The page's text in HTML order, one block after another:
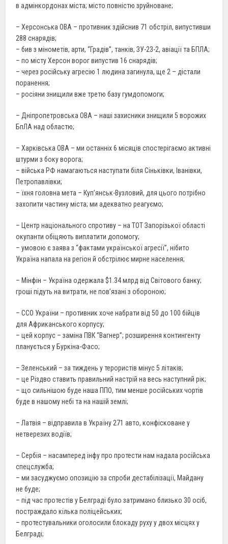
в адмінкордонах міста; місто повністю зруйноване;
– Херсонськa ОВА – противник здійснив 71 обстріл, випустивши
288 снарядів;
– бив з мінометів, арти, “Градів”, танків, ЗУ-23-2, авіації та БПЛА;
– по місту Херсон ворог випустив 16 снарядів;
– через російську агресію 1 людина загинула, ще 2 – дістали
поранення;
– росіяни знищили вже третю базу гумдопомоги;
– Дніпропетровська ОВА – наші захисники знищили 5 ворожих
БпЛА над областю;
– Харківська ОВА – ми останніх 6 місяців спостерігаємо активні
штурми з боку ворога;
– війська РФ намагаються наступати бiля Сіньківки, Іванівки,
Петропавлівки;
– їхня головна мета – Куп’янськ-Вузловий, для цього потрібно
захопити частину міста; ми адекватно реагуємо;
– Центр національного спротиву – на ТОТ Запорізької області
окупанти обіцяють виплатити допомогу;
– умовою є заява з “фактами української агресії”, нібито
Україна напала на регіон й обстрілює мирне населення;
– Мінфін – Україна одержала $1.34 млрд від Світового банку;
гроші підуть на витрати, не пов’язані з обороною;
– ССО України – противник хоче набрати від 50 до 100 бійців
для Африканського корпусу;
– цей корпус – заміна ПВК “Вагнер”; розширення контингенту
планується у Буркіна-Фасо;
– Зеленський – за тиждень у терористів мінус 5 літаків;
– це Різдво ставить правильний настрій на весь наступний рік;
– що сильнішою буде наша ППО, тим менше російських чортів
буде в нашому небі та на нашій землі;
– Латвія – відправила в Україну 271 авто, конфісковане у
нетверезих водіїв;
– Сербія – насамперед інфу про протести нам надала російська
спецслужба;
– ми засуджуємо опозицію за спроби дестабілізації, Майдану
не буде;
– під час протестів у Белграді було затримано близько 30 осіб,
постраждало кілька поліцейських;
– протестувальники оголосили блокаду руху у двох місцях у
Белграді;